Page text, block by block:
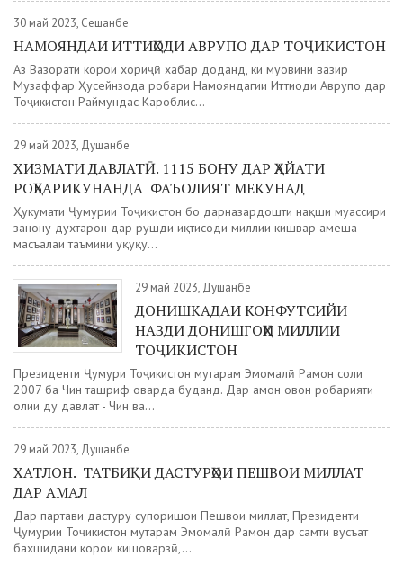
30 май 2023, Сешанбе
НАМОЯНДАИ ИТТИҲОДИ АВРУПО ДАР ТОҶИКИСТОН
Аз Вазорати корҳои хориҷӣ хабар доданд, ки муовини вазир
Музаффар Ҳусейнзода роҳбари Намояндагии Иттиҳоди Аврупо дар
Тоҷикистон Раймундас Кароблис...
29 май 2023, Душанбе
ХИЗМАТИ ДАВЛАТӢ. 1115 БОНУ ДАР ҲАЙАТИ
РОҲБАРИКУНАНДА ФАЪОЛИЯТ МЕКУНАД
Ҳукумати Ҷумҳурии Тоҷикистон бо дарназардошти нақши муассири
занону духтарон дар рушди иқтисоди миллии кишвар ҳамеша
масъалаи таъмини ҳуқуқу...
29 май 2023, Душанбе
ДОНИШКАДАИ КОНФУТСИЙИ
НАЗДИ ДОНИШГОҲИ МИЛЛИИ
ТОҶИКИСТОН
Президенти Ҷумҳури Тоҷикистон муҳтарам Эмомалӣ Раҳмон соли
2007 ба Чин ташриф оварда буданд. Дар ҳамон овон роҳбарияти
олии ду давлат - Чин ва...
29 май 2023, Душанбе
ХАТЛОН. ТАТБИҚИ ДАСТУРҲОИ ПЕШВОИ МИЛЛАТ
ДАР АМАЛ
Дар партави дастуру супоришҳои Пешвои миллат, Президенти
Ҷумҳурии Тоҷикистон муҳтарам Эмомалӣ Раҳмон дар самти вусъат
бахшидани корҳои кишоварзӣ,...